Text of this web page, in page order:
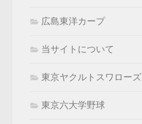
広島東洋カープ
当サイトについて
東京ヤクルトスワローズ
東京六大学野球